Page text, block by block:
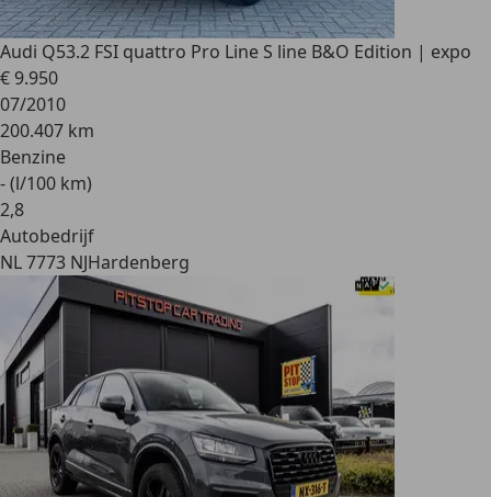
Audi Q53.2 FSI quattro Pro Line S line B&O Edition | expo
€ 9.950
07/2010
200.407 km
Benzine
- (l/100 km)
2,8
Autobedrijf
NL 7773 NJHardenberg